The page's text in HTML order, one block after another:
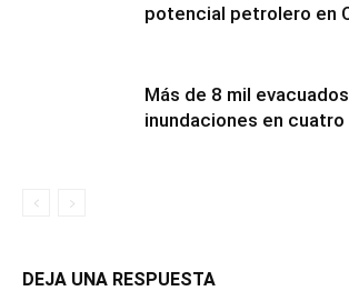
potencial petrolero en
Más de 8 mil
inundaciones en
DEJA UNA RESPUESTA